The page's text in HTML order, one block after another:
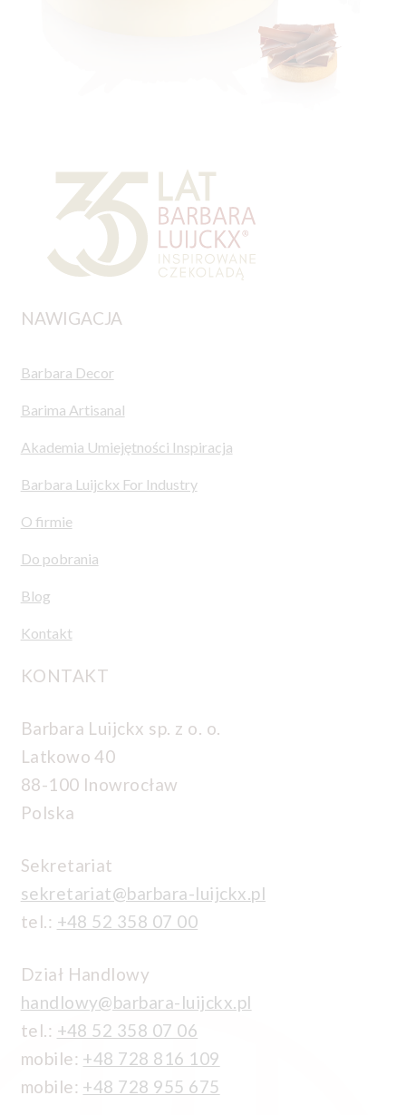
NAWIGACJA
Barbara Decor
Barima Artisanal
Akademia Umiejętności Inspiracja
Barbara Luijckx For Industry
O firmie
Do pobrania
Blog
Kontakt
KONTAKT
Barbara Luijckx sp. z o. o.
Latkowo 40
88-100 Inowrocław
Polska
Sekretariat
sekretariat@barbara-luijckx.pl
tel.: +48 52 358 07 00
Dział Handlowy
handlowy@barbara-luijckx.pl
tel.: +48 52 358 07 06
mobile: +48 728 816 109
mobile: +48 728 955 675